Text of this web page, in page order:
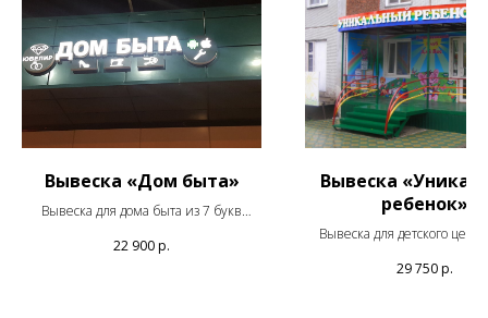
Вывеска «Дом быта»
Вывеска для дома быта из 7 букв
Мощностью 100 Вт. В наличии на
22 900р.
Вывеска
ребенок»
Вывеска для детского
заказ.
29 750р.